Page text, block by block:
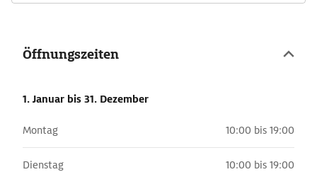
Öffnungszeiten
1. Januar bis 31. Dezember
Montag 10:00 bis 19:00
Dienstag 10:00 bis 19:00